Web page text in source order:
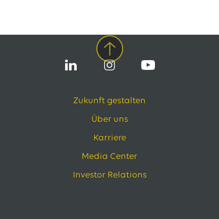
Zukunft gestalten
Über uns
Karriere
Media Center
Investor Relations
EWE NETZ GmbH
Spatenstich für erste Wasserstoffpipeline im Nordwesten
Alle Pressemitteilungen